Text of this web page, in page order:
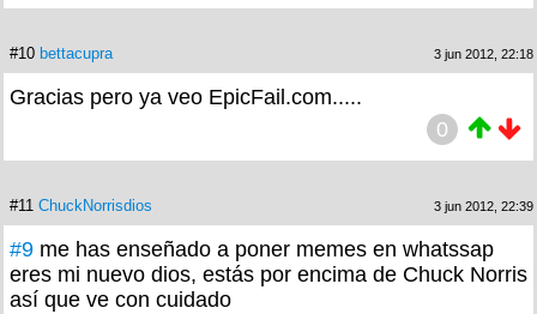
#10 bettacupra 3 jun 2012, 22:18
Gracias pero ya veo EpicFail.com.....
0
#11 ChuckNorrisdios 3 jun 2012, 22:39
#9 me has enseñado a poner memes en whatssap
eres mi nuevo dios, estás por encima de Chuck Norris
así que ve con cuidado